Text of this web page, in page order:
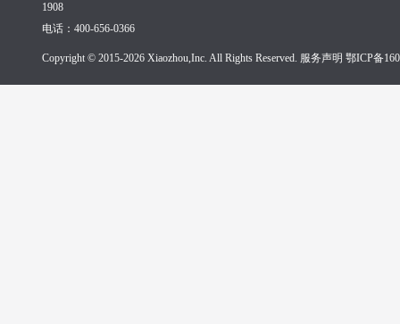
1908
电话：400-656-0366
Copyright © 2015-2026 Xiaozhou,Inc. All Rights Reserved. 服务声明 鄂ICP备